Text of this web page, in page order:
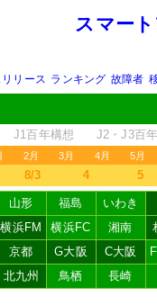
スマー
リース ランキング 故障者
J1百年構想 J2・J3百
2月 3月 4月 5月
8/3 4 5
山形 福島
いわき
横浜FM 横浜FC 湘南
京都 G大阪 C大阪
北九州 鳥栖 長崎